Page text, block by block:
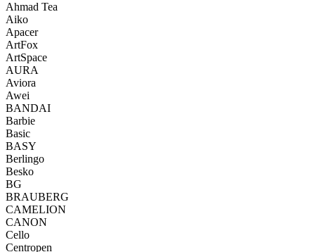
Ahmad Tea
Aiko
Apacer
ArtFox
ArtSpace
AURA
Aviora
Awei
BANDAI
Barbie
Basic
BASY
Berlingo
Besko
BG
BRAUBERG
CAMELION
CANON
Cello
Centropen